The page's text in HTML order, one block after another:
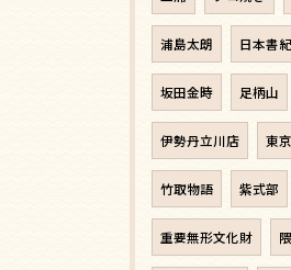
浦島太朗 日本書紀
坂田金時 足柄山
伊勢丹立川店 東京
竹取物語 紫式部
重要無形文化財